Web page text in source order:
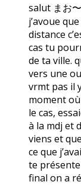
salut まお
j’avoue
distance
cas tu
de ta ville.
vers une
vrmt pas il
moment
le cas,
à la mdj et
viens et
ce que
te
final on a